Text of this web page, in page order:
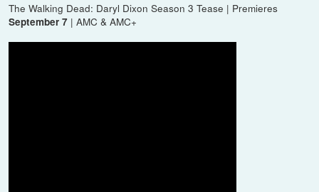
The Walking Dead: Daryl Dixon Season 3 Tease | Premieres
September 7 | AMC & AMC+